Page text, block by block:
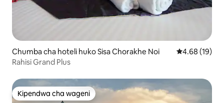
Chumba cha hoteli huko Sisa Chorakhe Noi Ukadiriaji wa
4.68 (19)
Rahisi Grand Plus
Kipendwa cha wageni
Kipendwa cha wageni